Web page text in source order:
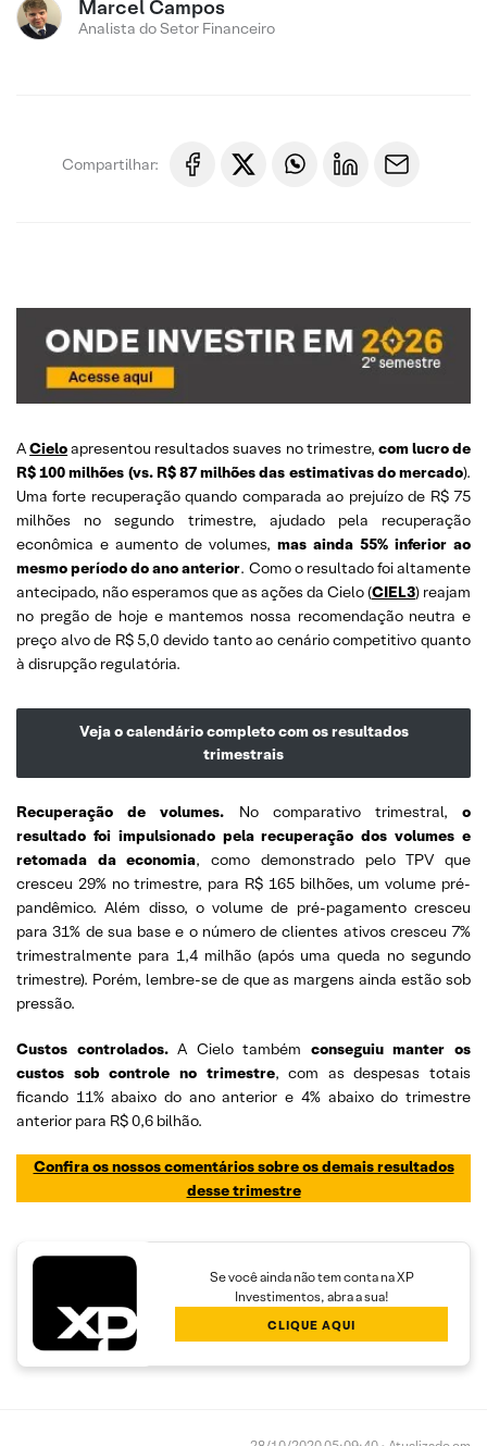
Marcel Campos
Analista do Setor Financeiro
Compartilhar:
ACieloapresentou resultados suaves no trimestre, com lucro de
R$ 100 milhões (vs. R$ 87 milhões das estimativas do mercado).
Uma forte recuperação quando comparada ao prejuízo de R$ 75
milhões no segundo trimestre, ajudado pela recuperação
econômica e aumento de volumes, mas ainda 55% inferior ao
mesmo período do ano anterior. Como o resultado foi altamente
antecipado, não esperamos que as ações da Cielo (CIEL3) reajam
no pregão de hoje e mantemos nossa recomendação neutra e
preço alvo de R$ 5,0 devido tanto ao cenário competitivo quanto
à disrupção regulatória.
Veja o calendário completo com os resultados
trimestrais
Recuperação de volumes. No comparativo trimestral,o
resultado foi impulsionado pela recuperação dos volumes e
retomada da economia, como demonstrado pelo TPV que
cresceu 29% no trimestre, para R$ 165 bilhões, um volume pré-
pandêmico. Além disso, o volume de pré-pagamento cresceu
para 31% de sua base e o número de clientes ativos cresceu 7%
trimestralmente para 1,4 milhão (após uma queda no segundo
trimestre). Porém, lembre-se de que as margens ainda estão sob
pressão.
Custos controlados.A Cielo também conseguiu manter os
custos sob controle no trimestre, com as despesas totais
ficando 11% abaixo do ano anterior e 4% abaixo do trimestre
anterior para R$ 0,6 bilhão.
Confira os nossos comentários sobre os demais resultados
desse trimestre
Se você ainda não tem conta na XP
Investimentos, abra a sua!
CLIQUE AQUI